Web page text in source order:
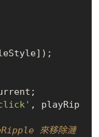
, playRip
來移除漣